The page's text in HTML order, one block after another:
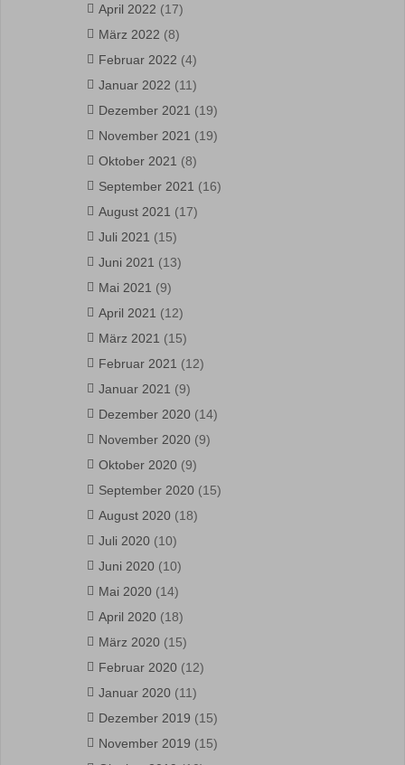
April 2022 (17)
März 2022 (8)
Februar 2022 (4)
Januar 2022 (11)
Dezember 2021 (19)
November 2021 (19)
Oktober 2021 (8)
September 2021 (16)
August 2021 (17)
Juli 2021 (15)
Juni 2021 (13)
Mai 2021 (9)
April 2021 (12)
März 2021 (15)
Februar 2021 (12)
Januar 2021 (9)
Dezember 2020 (14)
November 2020 (9)
Oktober 2020 (9)
September 2020 (15)
August 2020 (18)
Juli 2020 (10)
Juni 2020 (10)
Mai 2020 (14)
April 2020 (18)
März 2020 (15)
Februar 2020 (12)
Januar 2020 (11)
Dezember 2019 (15)
November 2019 (15)